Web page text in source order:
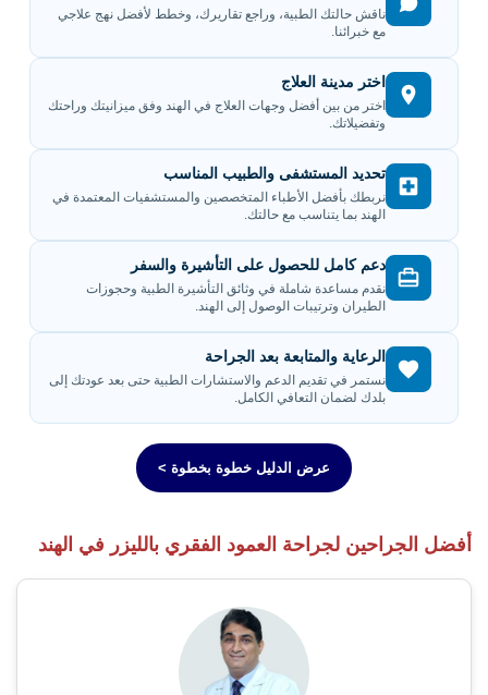
ناقش حالتك الطبية، وراجع تقاريرك، وخطط لأفضل نهج علاجي
مع خبرائنا.
اختر مدينة العلاج
اختر من بين أفضل وجهات العلاج في الهند وفق ميزانيتك وراحتك
وتفضيلاتك.
تحديد المستشفى والطبيب المناسب
نربطك بأفضل الأطباء المتخصصين والمستشفيات المعتمدة في
الهند بما يتناسب مع حالتك.
دعم كامل للحصول على التأشيرة والسفر
نقدم مساعدة شاملة في وثائق التأشيرة الطبية وحجوزات
الطيران وترتيبات الوصول إلى الهند.
الرعاية والمتابعة بعد الجراحة
نستمر في تقديم الدعم والاستشارات الطبية حتى بعد عودتك إلى
بلدك لضمان التعافي الكامل.
عرض الدليل خطوة بخطوة >
أفضل الجراحين لجراحة العمود الفقري بالليزر في الهند